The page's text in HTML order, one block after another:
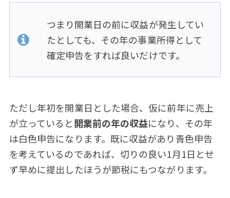
つまり開業日の前に収益が発生してい
たとしても、その年の事業所得として
確定申告をすれば良いだけです。
ただし年初を開業日とした場合、仮に前年に売上
が立っていると開業前の年の収益になり、その年
は白色申告になります。既に収益があり青色申告
を考えているのであれば、切りの良い1月1日とせ
ず早めに提出したほうが節税にもつながります。